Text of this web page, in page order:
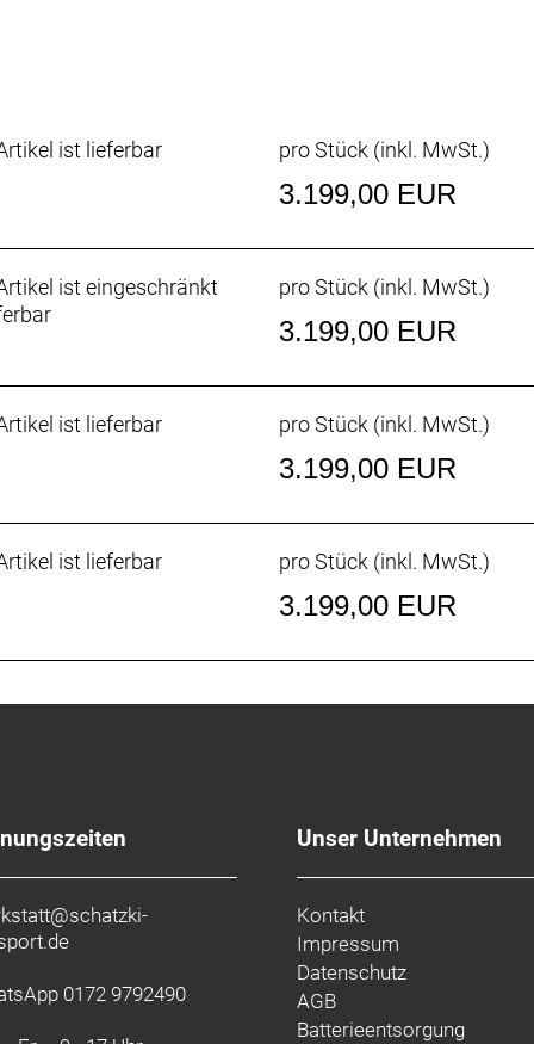
bewegt und auf diese Weise schneller ausweicht. Auf
beseitigt nicht nur den Pedalrückschlag des hohen
du selbst große Brocken Volley nehmen, während ein
Umlegen des Flipchips an. Fahre dein Bike in der
Trails mit härteren Schlägen. Lege den Flipchip
ist lieferbar pro Stück (inkl. MwSt.)
3.199,00 EUR
ist eingeschränkt
pro Stück (inkl. MwSt.)
3.199,00 EUR
ist lieferbar pro Stück (inkl. MwSt.)
3.199,00 EUR
ist lieferbar pro Stück (inkl. MwSt.)
3.199,00 EUR
0172 9792490
Unser Unternehmen
Kontakt
Impressum
Datenschutz
AGB
Batterieentsorgung